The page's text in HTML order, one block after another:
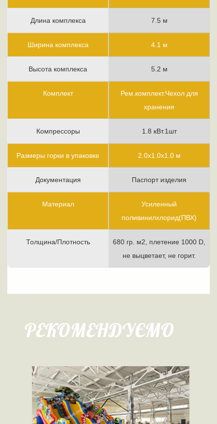
Длина комплекса
Ширина комплекса
Высота комплекса
Комплект
Компрессоры
Размеры горки в упаковке
Документация
Материал
Толщина/Плотность
7.5 м
4.1 м
5.2 м
Рем.комплект.Чехол для
хранения
1.8 кВт.1шт
2.0х1.0х1.0 м
Паспорт изделия
Усиленный
поливинилхлорид(ПВХ)
680 гр. м2, плетение 1000 D,
не выцветает, не горит.
РЕКОМЕНДУЄМО